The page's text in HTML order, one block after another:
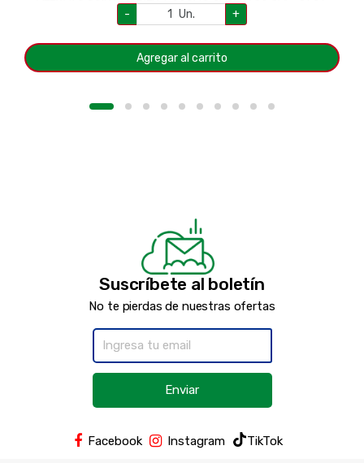
-
Un. +
Agregar al carrito
Suscríbete al boletín
No te pierdas de nuestras ofertas
Enviar
Facebook Instagram TikTok